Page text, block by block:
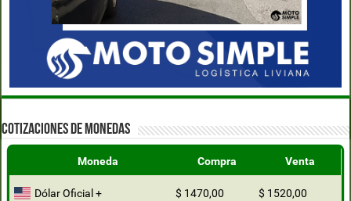
COTIZACIONES DE MONEDAS
Moneda Compra Venta
Dólar Oficial + $ 1470,00 $ 1520,00